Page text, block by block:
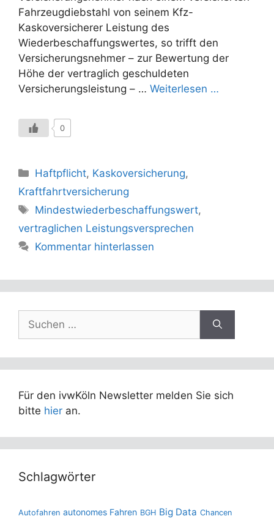
Fahrzeugdiebstahl von seinem Kfz-
Kaskoversicherer Leistung des
Wiederbeschaffungswertes, so trifft den
Versicherungsnehmer – zur Bewertung der
Höhe der vertraglich geschuldeten
Versicherungsleistung – … Weiterlesen …
0
Kategorien
Haftpflicht, Kaskoversicherung,
Kraftfahrtversicherung
Schlagwörter
Mindestwiederbeschaffungswert,
vertraglichen Leistungsversprechen
Kommentar hinterlassen
Suchen
nach:
Für den ivwKöln Newsletter melden Sie sich
bitte hier an.
Schlagwörter
Autofahren autonomes Fahren BGH Big Data Chancen